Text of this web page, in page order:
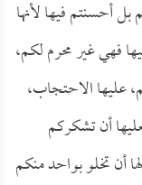
أحسنتم فيها لأنها
فهي غير محرم لكم،
عليها الاحتجاب،
أن تشكركم
أن تخلو بواحد منكم